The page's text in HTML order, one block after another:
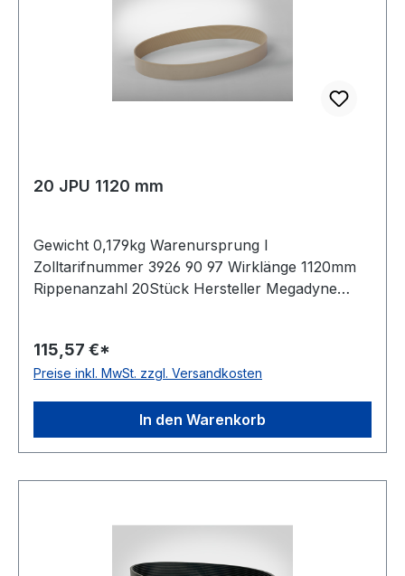
20 JPU 1120 mm
Gewicht 0,179kg Warenursprung I
Zolltarifnummer 3926 90 97 Wirklänge 1120mm
Rippenanzahl 20Stück Hersteller Megadyne
115,57 €*
Preise inkl. MwSt. zzgl. Versandkosten
In den Warenkorb